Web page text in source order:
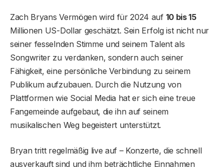
Zach Bryans Vermögen wird für 2024 auf 10 bis 15
Millionen US-Dollar geschätzt. Sein Erfolg ist nicht nur
seiner fesselnden Stimme und seinem Talent als
Songwriter zu verdanken, sondern auch seiner
Fähigkeit, eine persönliche Verbindung zu seinem
Publikum aufzubauen. Durch die Nutzung von
Plattformen wie Social Media hat er sich eine treue
Fangemeinde aufgebaut, die ihn auf seinem
musikalischen Weg begeistert unterstützt.
Bryan tritt regelmäßig live auf – Konzerte, die schnell
ausverkauft sind und ihm beträchtliche Einnahmen